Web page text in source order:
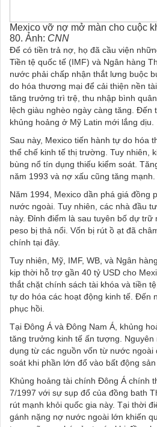
Mexico vỡ nợ mở màn cho cuộc
80. Ảnh: CNN
Để có tiền trả nợ, họ đã cầu viện
Tiền tệ quốc tế (IMF) và Ngân hàng
nước phải chấp nhận thắt lưng buộc
do hóa thương mại để cải thiện nền
tăng trưởng trì trệ, thu nhập bình
lệch giàu nghèo ngày càng tăng. Đến
khủng hoảng ở Mỹ Latin mới lắng dịu.
Sau này, Mexico tiến hành tự do hóa
thể chế kinh tế thị trường. Tuy nhiên,
bùng nổ tín dụng thiếu kiểm soát.
năm 1993 và nợ xấu cũng tăng mạnh.
Năm 1994, Mexico dần phá giá đồng
nước ngoài. Tuy nhiên, các nhà đầu
này. Đỉnh điểm là sau tuyên bố dự trữ
peso bị thả nổi. Vốn bị rút ồ ạt đã
chính tại đây.
Tuy nhiên, Mỹ, IMF, WB, và Ngân
kịp thời hỗ trợ gần 40 tỷ USD cho
thắt chặt chính sách tài khóa và tiền
tự do hóa các hoạt động kinh tế. Đến
phục hồi.
Tại Đông Á và Đông Nam Á , khủng
tăng trưởng kinh tế ấn tượng. Nguyên
dụng từ các nguồn vốn từ nước ngoài
soát khi phần lớn đổ vào bất động sản
Khủng hoảng tài chính Đông Á chính
7/1997 với sự sụp đổ của đồng bath
rút mạnh khỏi quốc gia này. Tại thời
gánh nặng nợ nước ngoài lớn khiến